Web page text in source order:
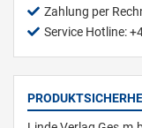
Zahlung per
Service Hotline: